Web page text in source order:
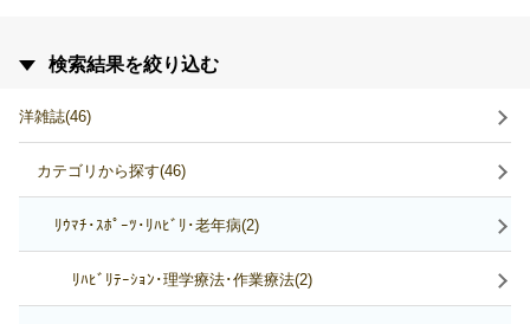
検索結果を絞り込む
洋雑誌(46)
カテゴリから探す(46)
ﾘｳﾏﾁ･ｽﾎﾟｰﾂ･ﾘﾊﾋﾞﾘ･老年病(2)
ﾘﾊﾋﾞﾘﾃｰｼｮﾝ･理学療法･作業療法(2)